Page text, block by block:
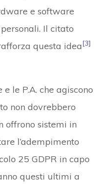
e software
Il citato
questa idea[3]
le P.A. che agiscono
non dovrebbero
offrono sistemi in
l’adempimento
25 GDPR in capo
questi ultimi a